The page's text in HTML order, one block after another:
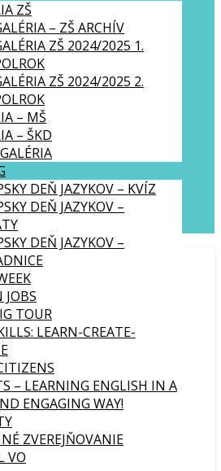
ZŠ
– ZŠ ARCHÍV
ZŠ 2024/2025 1.
ZŠ 2024/2025 2.
– MŠ
– ŠKD
DEŇ JAZYKOV – KVÍZ
DEŇ JAZYKOV –
DEŇ JAZYKOV –
JOBS
TOUR
LEARN-CREATE-
– LEARNING ENGLISH IN A
ENGAGING WAY!
ZVEREJŇOVANIE
VO